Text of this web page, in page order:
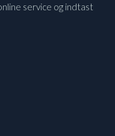
service og indtast